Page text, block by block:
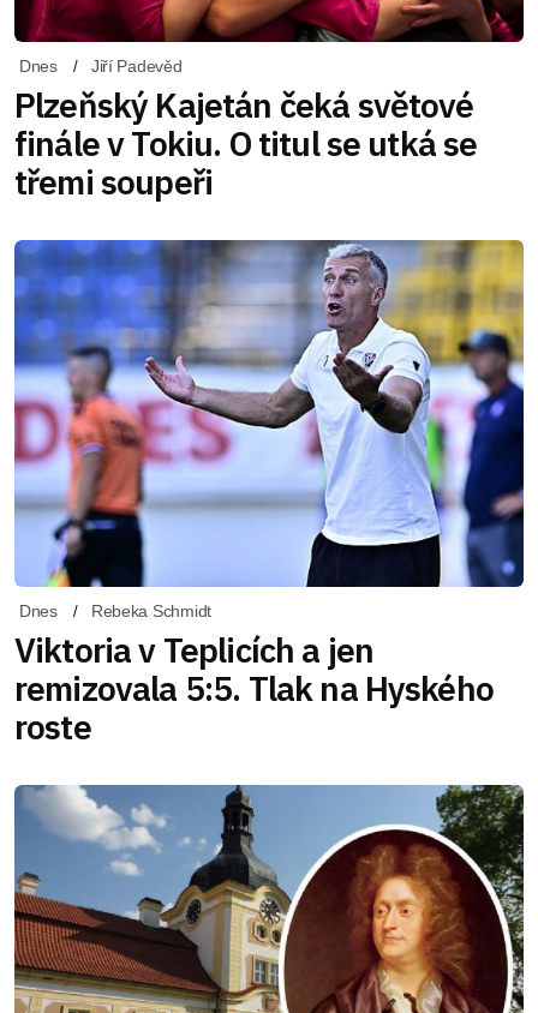
Dnes Jiří Padevěd
Plzeňský Kajetán čeká světové
finále v Tokiu. O titul se utká se
třemi soupeři
Dnes Rebeka Schmidt
Viktoria v Teplicích a jen
remizovala 5:5. Tlak na Hyského
roste